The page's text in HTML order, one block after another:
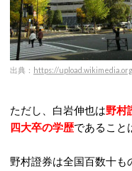
出典： https://upload.wikimedia.org
ただし、白岩伸也は野村
四大卒の学歴であること
野村證券は全国百数十も